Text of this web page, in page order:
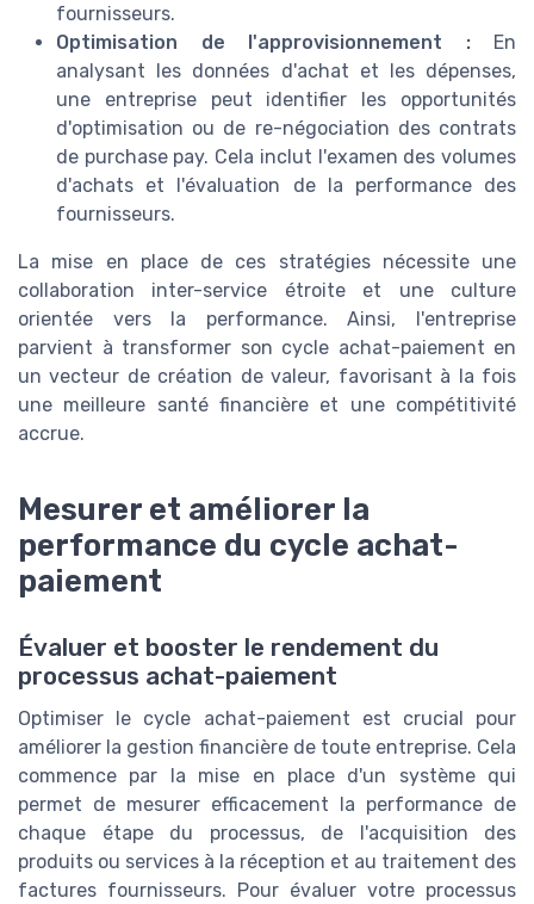
fournisseurs.
Optimisation de l'approvisionnement :En
analysant les données d'achat et les dépenses,
une entreprise peut identifier les opportunités
d'optimisation ou de re-négociation des contrats
de purchase pay. Cela inclut l'examen des volumes
d'achats et l'évaluation de la performance des
fournisseurs.
La mise en place de ces stratégies nécessite une
collaboration inter-service étroite et une culture
orientée vers la performance. Ainsi, l'entreprise
parvient à transformer son cycle achat-paiement en
un vecteur de création de valeur, favorisant à la fois
une meilleure santé financière et une compétitivité
accrue.
Mesurer et améliorer la
performance du cycle achat-
paiement
Évaluer et booster le rendement du
processus achat-paiement
Optimiser le cycle achat-paiement est crucial pour
améliorer la gestion financière de toute entreprise. Cela
commence par la mise en place d'un système qui
permet de mesurer efficacement la performance de
chaque étape du processus, de l'acquisition des
produits ou services à la réception et au traitement des
factures fournisseurs. Pour évaluer votre processus